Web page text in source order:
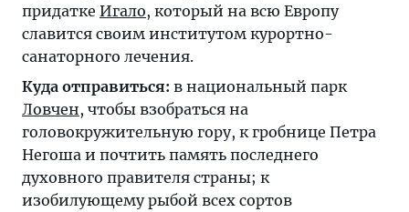
придатке Игало, который на всю Европу
славится своим институтом курортно-
санаторного лечения.
Куда отправиться: в национальный парк
Ловчен, чтобы взобраться на
головокружительную гору, к гробнице Петра
Негоша и почтить память последнего
духовного правителя страны; к
изобилующему рыбой всех сортов